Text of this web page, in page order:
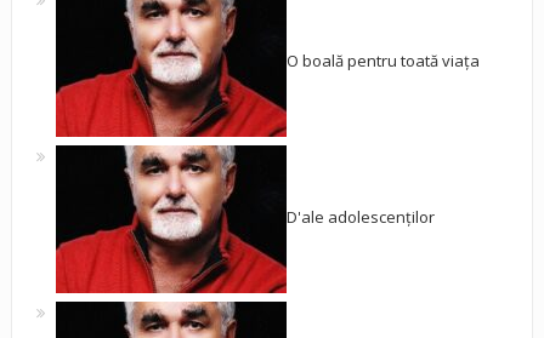
O boală pentru toată viața
D'ale adolescenților